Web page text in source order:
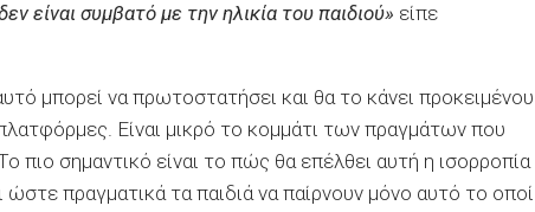
είναι συμβατό με την ηλικία του παιδιού» είπε
μπορεί να πρωτοστατήσει και θα το κάνει προκειμένου
Είναι μικρό το κομμάτι των πραγμάτων που
πιο σημαντικό είναι το πώς θα επέλθει αυτή η ισορροπία
πραγματικά τα παιδιά να παίρνουν μόνο αυτό το